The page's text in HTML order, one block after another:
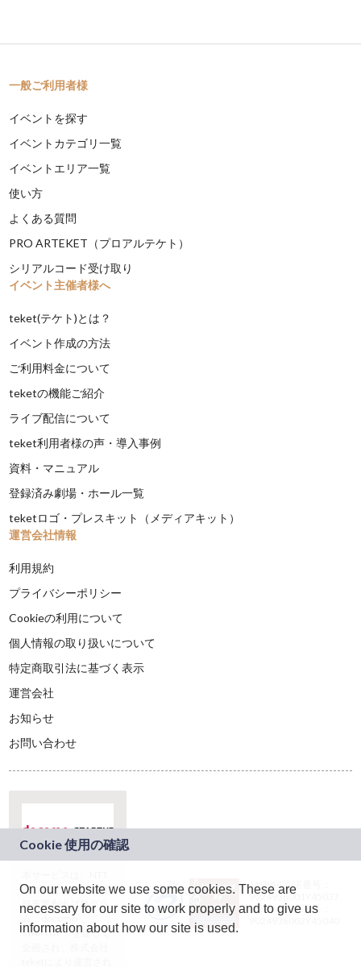
一般ご利用者様
イベントを探す
イベントカテゴリ一覧
イベントエリア一覧
使い方
よくある質問
PRO ARTEKET（プロアルテケト）
シリアルコード受け取り
イベント主催者様へ
teket(テケト)とは？
イベント作成の方法
ご利用料金について
teketの機能ご紹介
ライブ配信について
teket利用者様の声・導入事例
資料・マニュアル
登録済み劇場・ホール一覧
teketロゴ・プレスキット（メディアキット）
運営会社情報
利用規約
プライバシーポリシー
Cookieの利用について
個人情報の取り扱いについて
特定商取引法に基づく表示
運営会社
お知らせ
お問い合わせ
ドコモグループの新
規事業創出プログラ
ム「docomo
STARTUP」を通じて
JASRAC許諾番号：
9024936001Y45037
JASRAC許諾番号：
On our website we use some cookies. These are
necessary for our site to work properly and to give us
information about how our site is used.